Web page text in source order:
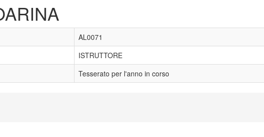
AL0071
ISTRUTTORE
Tesserato per l'anno in corso